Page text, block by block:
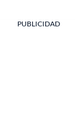
PUBLICIDAD